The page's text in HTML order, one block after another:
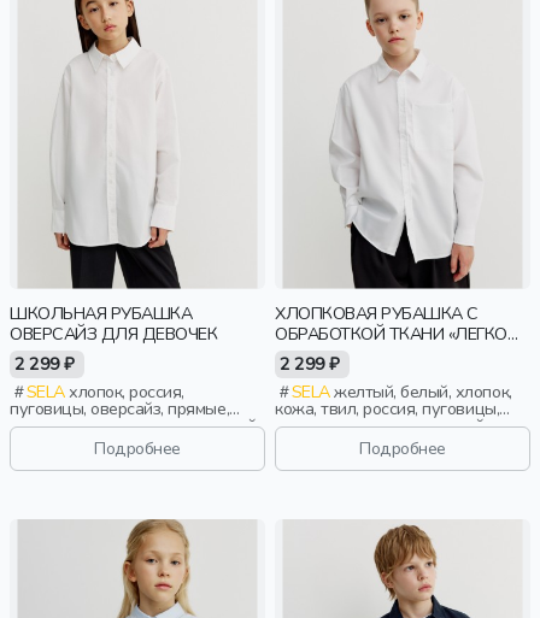
ШКОЛЬНАЯ РУБАШКА
ОВЕРСАЙЗ ДЛЯ ДЕВОЧЕК
2 299 ₽
SELAхлопок, россия,
пуговицы, оверсайз, прямые,
удлиненные, длинные, длинный
рукав, застежка, складки, школа,
свободные, воротник, девочки,
дети
Подробнее
ХЛОПКОВАЯ РУБАШКА С
ОБРАБОТКОЙ ТКАНИ «ЛЕГКО
ГЛАДИТЬ» ДЛЯ МАЛЬЧИКОВ
2 299 ₽
SELAжелтый, белый, хлопок,
кожа, твил, россия, пуговицы,
прямые, длинные, длинный
рукав, застежка, складки, школа,
манжета, свободные, карман,
воротник, мальчики, дети
Подробнее